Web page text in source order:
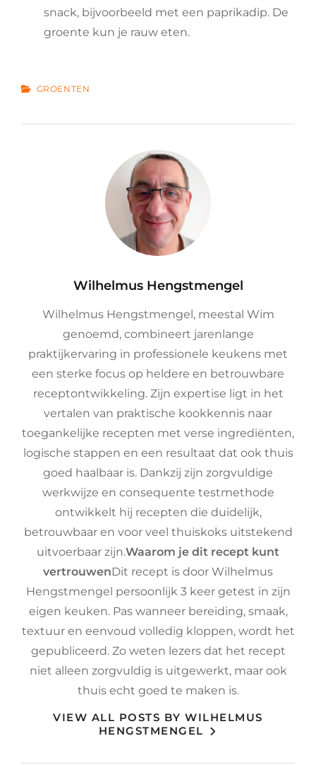
snack, bijvoorbeeld met een paprikadip. De
groente kun je rauw eten.
CATEGORIES
GROENTEN
Author:
Wilhelmus Hengstmengel
Wilhelmus Hengstmengel, meestal Wim
genoemd, combineert jarenlange
praktijkervaring in professionele keukens met
een sterke focus op heldere en betrouwbare
receptontwikkeling. Zijn expertise ligt in het
vertalen van praktische kookkennis naar
toegankelijke recepten met verse ingrediënten,
logische stappen en een resultaat dat ook thuis
goed haalbaar is. Dankzij zijn zorgvuldige
werkwijze en consequente testmethode
ontwikkelt hij recepten die duidelijk,
betrouwbaar en voor veel thuiskoks uitstekend
uitvoerbaar zijn.Waarom je dit recept kunt
vertrouwenDit recept is door Wilhelmus
Hengstmengel persoonlijk 3 keer getest in zijn
eigen keuken. Pas wanneer bereiding, smaak,
textuur en eenvoud volledig kloppen, wordt het
gepubliceerd. Zo weten lezers dat het recept
niet alleen zorgvuldig is uitgewerkt, maar ook
thuis echt goed te maken is.
VIEW ALL POSTS BY WILHELMUS
HENGSTMENGEL